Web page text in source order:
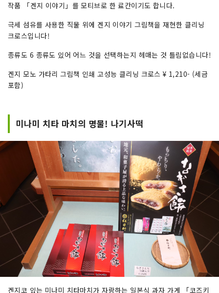
작품 「겐지 이야기」를 모티브로 한 료칸이기도 합니다.
극세 섬유를 사용한 직물 위에 겐지 이야기 그림책을 재현한 클리닝
크로스입니다!
종류도 6 종류도 있어 어느 것을 선택하는지 헤매는 것 틀림없습니다!
겐지 모노 가타리 그림책 인쇄 고성능 클리닝 크로스 ¥ 1,210- (세금
포함)
미나미 치타 마치의 명물! 나기사떡
겐지코 있는 미나미 치타마치가 자랑하는 일본식 과자 가게 「코즈키